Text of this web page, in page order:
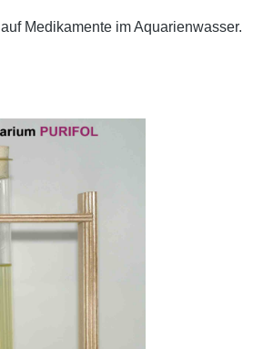
auf Medikamente im Aquarienwasser.